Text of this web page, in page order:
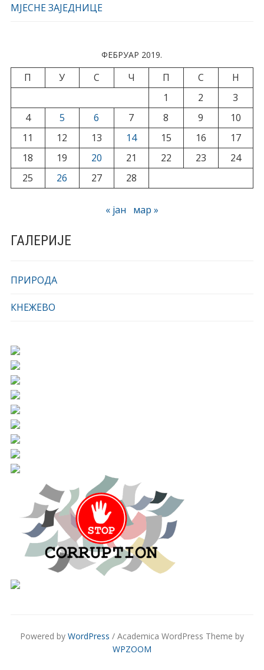
МЈЕСНЕ ЗАЈЕДНИЦЕ
ФЕБРУАР 2019.
П У С Ч П С
Н
1
2
3
4
5 6 7 8 9
10
11
12 13 14 15 16
17
18
19 20 21 22 23
24
25
26 27 28
« јан мар »
ГАЛЕРИЈЕ
ПРИРОДА
КНЕЖЕВО
Powered by WordPress / Academica WordPress Theme by
WPZOOM